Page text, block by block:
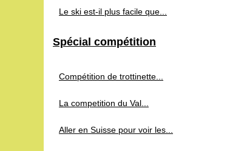
Le ski est-il plus facile que...
Spécial compétition
Compétition de trottinette...
La competition du Val...
Aller en Suisse pour voir les...